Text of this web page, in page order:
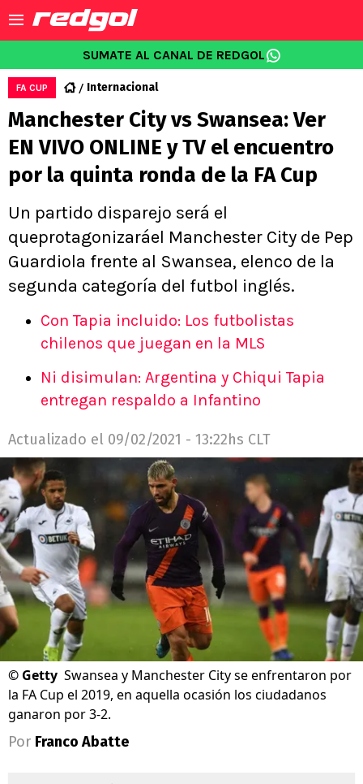
SUMATE AL CANAL DE REDGOL
FA CUP Internacional
Manchester City vs Swansea: Ver
EN VIVO ONLINE y TV el encuentro
por la quinta ronda de la FA Cup
Un partido disparejo será el
queprotagonizaráel Manchester City de Pep
Guardiola frente al Swansea, elenco de la
segunda categoría del futbol inglés.
Con Tapia incluido: Los futbolistas
chilenos que juegan en la MLS
Ni disimulan: Argentina y Chiqui Tapia
entregan respaldo a Infantino
Actualizado el 09/02/2021 - 13:22hs CLT
© Getty Swansea y Manchester City se enfrentaron por
la FA Cup el 2019, en aquella ocasión los ciudadanos
ganaron por 3-2.
Por Franco Abatte